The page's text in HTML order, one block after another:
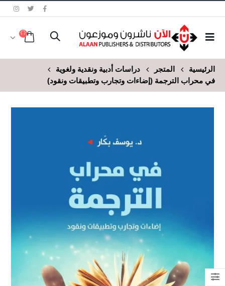
الرئيسية المتجر
دراسات أدبية ونقدية ولغوية
في محراب الترجمة (إضاءات وتجارب وتطبيقات ونقود)